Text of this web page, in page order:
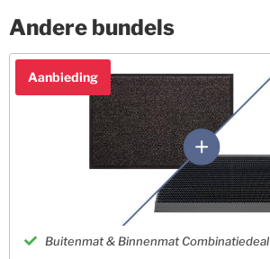
Andere bundels
Aanbieding
Buitenmat & Binnenmat Combinatiedeal